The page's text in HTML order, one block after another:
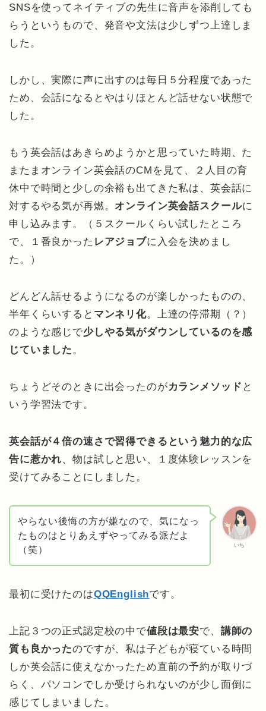
SNSを使ってネイティブの先生に音声を添削しても
らうというもので、発音や文法は少しずつ上達しま
した。
しかし、実際に声に出すのは毎日５分程度であった
ため、会話になるとやはりほとんど話せない状態で
した。
もう英会話はあきらめようかと思っていた時期、た
またまオンライン英会話のCMを見て、２人目の育
休中で時間と少しの余裕も出てきた私は、英会話に
対するやる気が再燃。 オンライン英会話スクールに
申し込みます。（５スクールくらい試したところ
で、１番良かった レアジョブに入会を決めまし
た。）
どんどん話せるようになるのが楽しかったものの、
半年くらいすると マンネリ化。上達の停滞期（？）
のような感じで少しやる気がダウンしているのを感
じていました。
ちょうどそのときに出会ったのがカランメソッド と
いう学習法です。
英会話が４倍の速さで習得できるという魅力的な広
告に惹かれ、物は試しと思い、１度体験レッスンを
受けてみることにしました。
いち
やらない後悔の方が嫌なので、気になっ
たものはとりあえずやってみる派だよ
（笑）
最初に受けたのはQQEnglishです。
上記３つの正式認定校の中で値段は最安で、 講師の
質も良かったのですが、私は子どもが寝ている時間
しか英会話に使えなかったため直前の予約が取りづ
らく、パソコンでしか受けられないのが少し面倒に
感じてしまいました。